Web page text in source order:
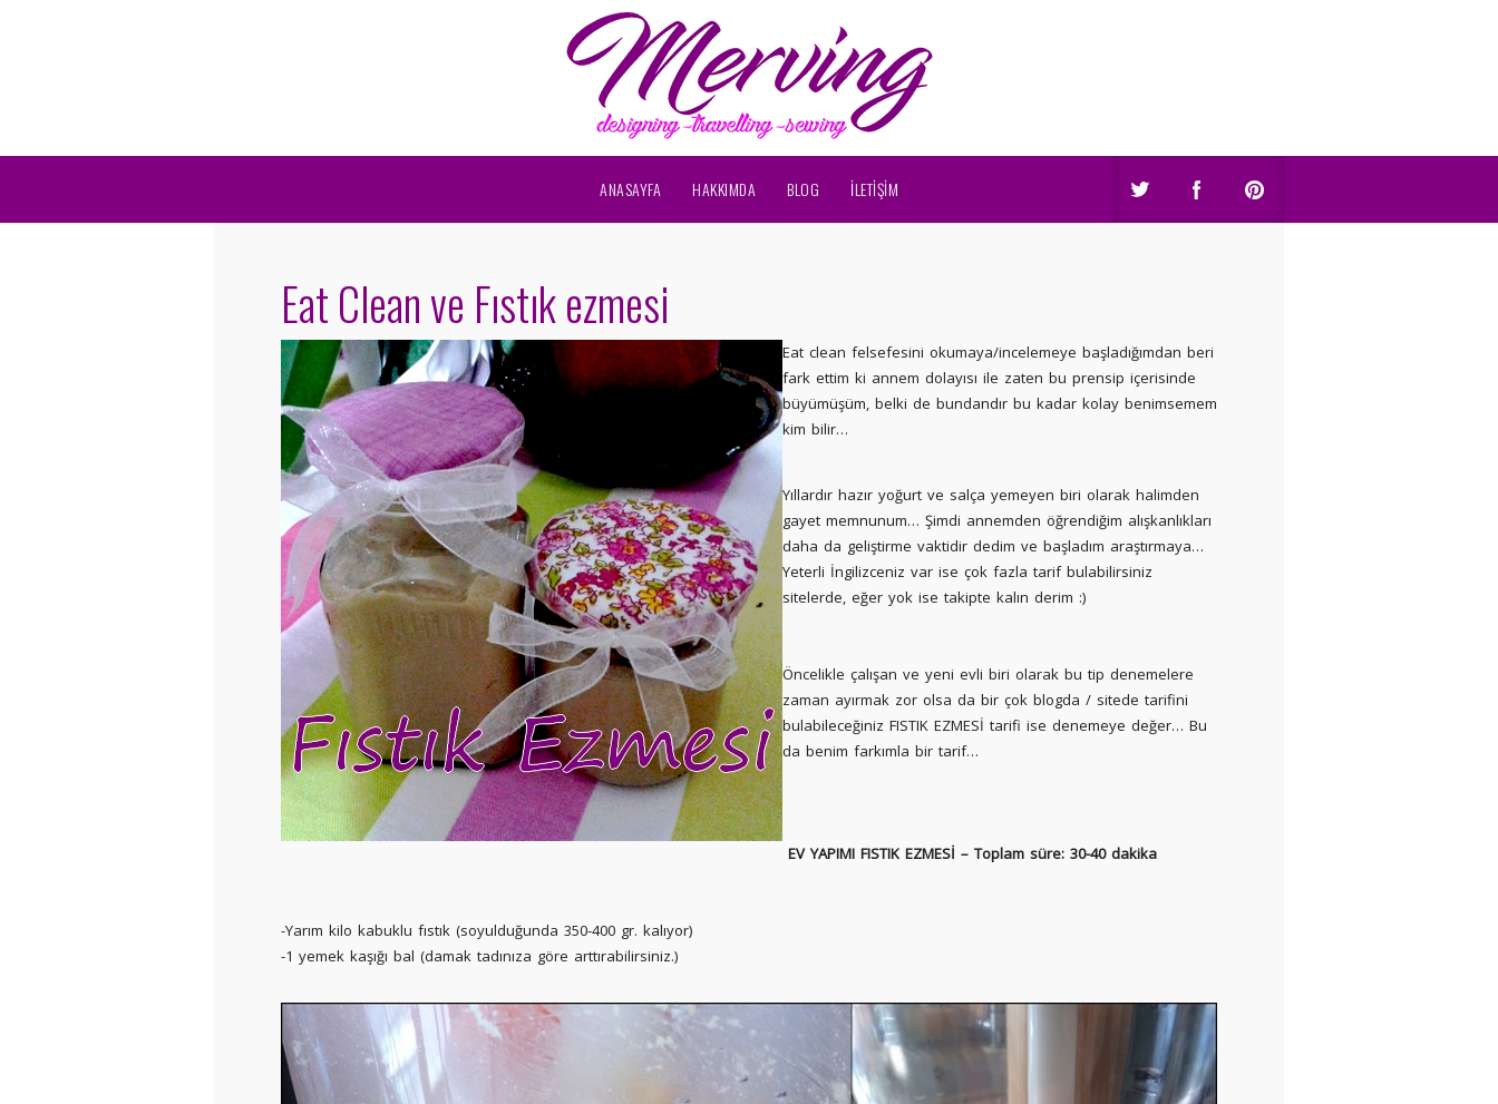
ANASAYFA HAKKIMDA BLOG İLETİŞİM
Eat Clean ve Fıstık ezmesi
Eat clean felsefesini okumaya/incelemeye başladığımdan beri
fark ettim ki annem dolayısı ile zaten bu prensip içerisinde
büyümüşüm, belki de bundandır bu kadar kolay benimsemem
kim bilir…
Yıllardır hazır yoğurt ve salça yemeyen biri olarak halimden
gayet memnunum… Şimdi annemden öğrendiğim alışkanlıkları
daha da geliştirme vaktidir dedim ve başladım araştırmaya…
Yeterli İngilizceniz var ise çok fazla tarif bulabilirsiniz
sitelerde, eğer yok ise takipte kalın derim :)
Öncelikle çalışan ve yeni evli biri olarak bu tip denemelere
zaman ayırmak zor olsa da bir çok blogda / sitede tarifini
bulabileceğiniz FISTIK EZMESİ tarifi ise denemeye değer… Bu
da benim farkımla bir tarif…
EV YAPIMI FISTIK EZMESİ – Toplam süre: 30-40 dakika
-Yarım kilo kabuklu fıstık (soyulduğunda 350-400 gr. kalıyor)
-1 yemek kaşığı bal (damak tadınıza göre arttırabilirsiniz.)